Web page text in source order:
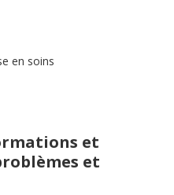
en soins
et
et